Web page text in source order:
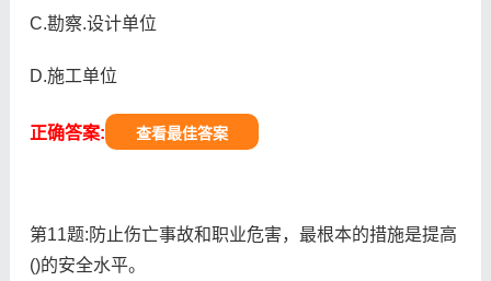
C.勘察.设计单位
D.施工单位
正确答案: 查看最佳答案
第11题:防止伤亡事故和职业危害，最根本的措施是提高
()的安全水平。